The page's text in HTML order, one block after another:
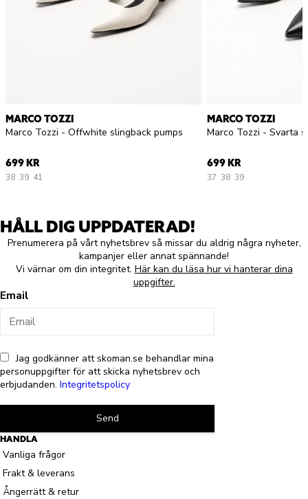
MARCO TOZZI
Marco Tozzi - Offwhite slingback pumps
699 KR
38 39 41
MARCO TOZZI
Marco Tozzi - Svarta
699 KR
37 38 39
HÅLL DIG UPPDATERAD!
Prenumerera på vårt nyhetsbrev så missar du aldrig några nyheter,
kampanjer eller annat spännande!
Vi värnar om din integritet. Här kan du läsa hur vi hanterar dina
uppgifter.
Email
Jag godkänner att skoman.se behandlar mina
personuppgifter för att skicka nyhetsbrev och
erbjudanden. Integritetspolicy
Send
HANDLA
Vanliga frågor
Frakt & leverans
Ångerrätt & retur